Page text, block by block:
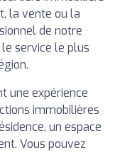
la vente ou la
de notre
service le plus
une expérience
immobilières
un espace
Vous pouvez